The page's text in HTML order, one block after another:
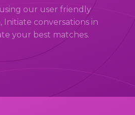
our user friendly
Initiate conversations in
your best matches.